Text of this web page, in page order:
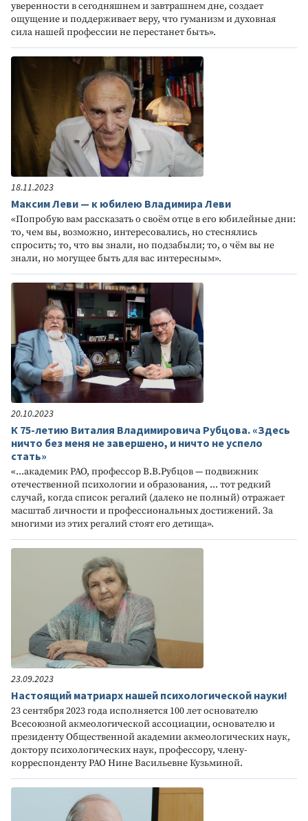
уверенности в сегодняшнем и завтрашнем дне, создает
ощущение и поддерживает веру, что гуманизм и духовная
сила нашей профессии не перестанет быть».
18.11.2023
Максим Леви — к юбилею Владимира Леви
«Попробую вам рассказать о своём отце в его юбилейные дни:
то, чем вы, возможно, интересовались, но стеснялись
спросить; то, что вы знали, но подзабыли; то, о чём вы не
знали, но могущее быть для вас интересным».
20.10.2023
К 75-летию Виталия Владимировича Рубцова. «Здесь
ничто без меня не завершено, и ничто не успело
стать»
«...академик РАО, профессор В.В.Рубцов — подвижник
отечественной психологии и образования, ... тот редкий
случай, когда список регалий (далеко не полный) отражает
масштаб личности и профессиональных достижений. За
многими из этих регалий стоят его детища».
23.09.2023
Настоящий матриарх нашей психологической науки!
23 сентября 2023 года исполняется 100 лет основателю
Всесоюзной акмеологической ассоциации, основателю и
президенту Общественной академии акмеологических наук,
доктору психологических наук, профессору, члену-
корреспонденту РАО Нине Васильевне Кузьминой.